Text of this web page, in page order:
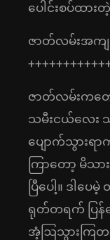
ပေါင်းစပ်ထား
ဇာတ်လမ်းအကျ
ဇာတ်လမ်းကတ
သမီးငယ်လေး
ပျောက်သွားရ
ကြာတော့ မိသ
ပြီပေါ့။ ဒါပ
ရုတ်တရက် ပြ
အံ့ဩသွားကြ